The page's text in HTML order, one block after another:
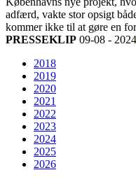
adfærd, vakte stor opsigt
kommer ikke til at gøre en
PRESSEKLIP 09-08 - 2024
2018
2019
2020
2021
2022
2023
2024
2025
2026